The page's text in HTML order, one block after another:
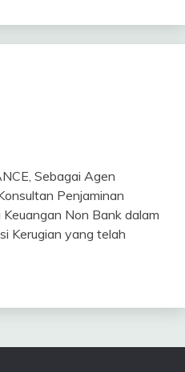
Sebagai Agen
Penjaminan
Non Bank dalam
Kerugian yang telah